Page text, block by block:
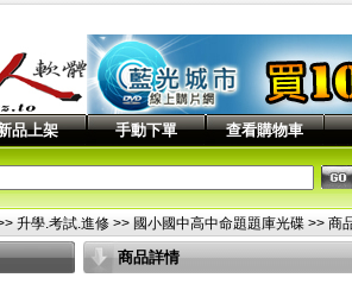
品上架 手動下單 查看購物車
升學.考試.進修 >> 國小國中高中命題題庫光碟 >> 商
商品詳情